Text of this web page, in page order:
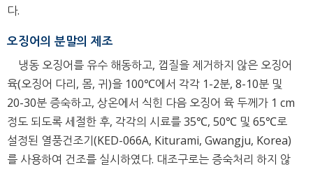
다.
오징어의 분말의 제조
냉동 오징어를 유수 해동하고, 껍질을 제거하지 않은 오징어
육(오징어 다리, 몸, 귀)을 100℃에서 각각 1-2분, 8-10분 및
20-30분 증숙하고, 상온에서 식힌 다음 오징어 육 두께가 1 cm
정도 되도록 세절한 후, 각각의 시료를 35℃, 50℃ 및 65℃로
설정된 열풍건조기(KED-066A, Kiturami, Gwangju, Korea)
를 사용하여 건조를 실시하였다. 대조구로는 증숙처리 하지 않